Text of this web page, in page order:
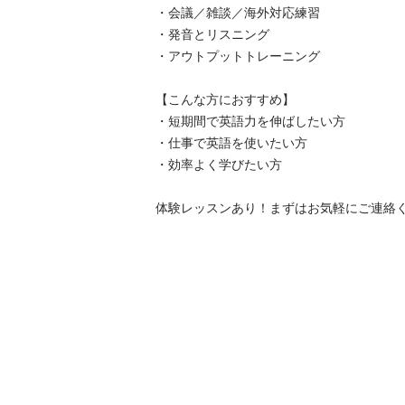
・会議／雑談／海外対応練習
・発音とリスニング
・アウトプットトレーニング
【こんな方におすすめ】
・短期間で英語力を伸ばしたい方
・仕事で英語を使いたい方
・効率よく学びたい方
体験レッスンあり！まずはお気軽にご連絡